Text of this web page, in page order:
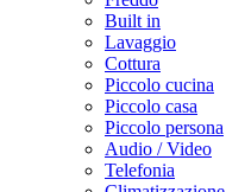
Built in
Lavaggio
Cottura
Piccolo cucina
Piccolo casa
Piccolo persona
Audio / Video
Telefonia